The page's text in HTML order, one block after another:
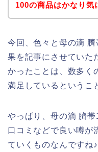
100の商品はかなり気
今回、色々と母の滴
果を記事にさせていた
かったことは、数多く
満足しているというこ
やっぱり、母の滴 臍
口コミなどで良い噂が
ていくものなんですね♪